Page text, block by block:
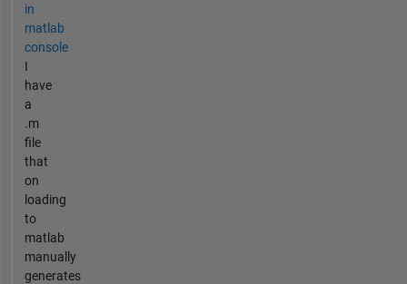
in
matlab
console
I
have
a
.m
file
that
on
loading
to
matlab
manually
generates